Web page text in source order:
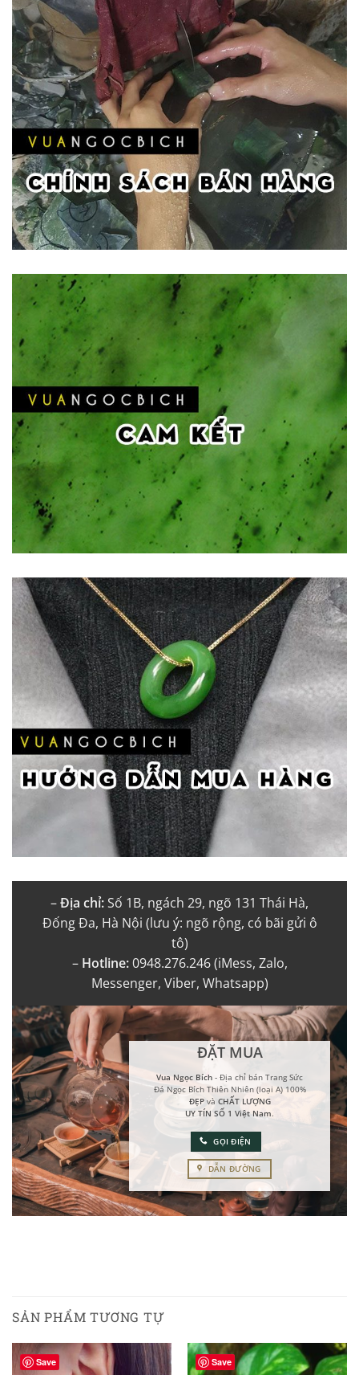
–Địa chỉ:Số 1B, ngách 29, ngõ 131 Thái Hà,
Đống Đa, Hà Nội (lưu ý: ngõ rộng, có bãi gửi ô
tô)
– Hotline:0948.276.246 (iMess, Zalo,
Messenger, Viber, Whatsapp)
ĐẶT MUA
Vua Ngọc Bích - Địa chỉ bán Trang Sức
Đá Ngọc Bích Thiên Nhiên (loại A) 100%
ĐẸPvà CHẤT LƯỢNG
UY TÍN SỐ 1 Việt Nam.
GỌI ĐIỆN
DẪN ĐƯỜNG
SẢN PHẨM TƯƠNG TỰ
Save Save